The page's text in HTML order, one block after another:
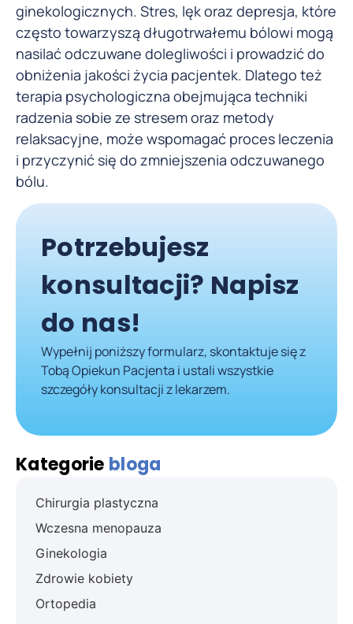
ginekologicznych. Stres, lęk oraz depresja, które
często towarzyszą długotrwałemu bólowi mogą
nasilać odczuwane dolegliwości i prowadzić do
obniżenia jakości życia pacjentek. Dlatego też
terapia psychologiczna obejmująca techniki
radzenia sobie ze stresem oraz metody
relaksacyjne, może wspomagać proces leczenia
i przyczynić się do zmniejszenia odczuwanego
bólu.
Potrzebujesz
konsultacji? Napisz
do nas!
Wypełnij poniższy formularz, skontaktuje się z
Tobą Opiekun Pacjenta i ustali wszystkie
szczegóły konsultacji z lekarzem.
Kategorie bloga
Chirurgia plastyczna
Wczesna menopauza
Ginekologia
Zdrowie kobiety
Ortopedia